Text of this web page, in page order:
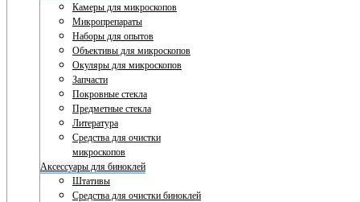
Камеры для микроскопов
Микропрепараты
Наборы для опытов
Объективы для микроскопов
Окуляры для микроскопов
Запчасти
Покровные стекла
Предметные стекла
Литература
Средства для очистки
микроскопов
Аксессуары для биноклей
Штативы
Средства для очистки биноклей